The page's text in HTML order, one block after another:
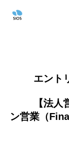
ン営業（